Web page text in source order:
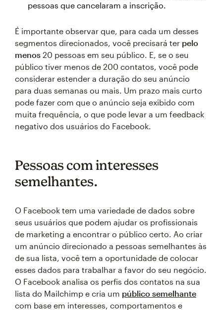
pessoas que cancelaram a inscrição.
É importante observar que, para cada um desses
segmentos direcionados, você precisará ter pelo
menos 20 pessoas em seu público. E, se o seu
público tiver menos de 200 contatos, você pode
considerar estender a duração do seu anúncio
para duas semanas ou mais. Um prazo mais curto
pode fazer com que o anúncio seja exibido com
muita frequência, o que pode levar a um feedback
negativo dos usuários do Facebook.
Pessoas com interesses
semelhantes.
O Facebook tem uma variedade de dados sobre
seus usuários que podem ajudar os profissionais
de marketing a encontrar o público certo. Ao criar
um anúncio direcionado a pessoas semelhantes às
de sua lista, você tem a oportunidade de colocar
esses dados para trabalhar a favor do seu negócio.
O Facebook analisa os perfis dos contatos na sua
lista do Mailchimp e cria um público semelhante
com base em interesses, comportamentos e